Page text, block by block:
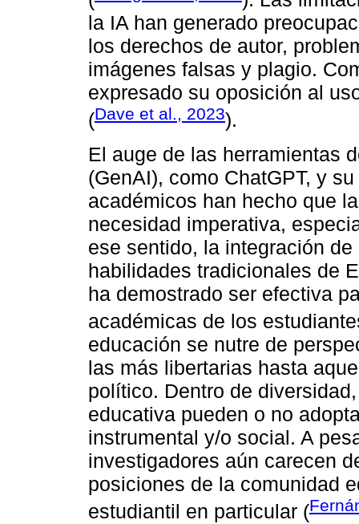
la IA han generado
los derechos de autor,
imágenes falsas y plagio.
expresado su oposición al
(Dave et al., 2023).
El auge de las herramientas
(GenAI), como ChatGPT, y
académicos han hecho que
necesidad imperativa,
ese sentido, la integración
habilidades tradicionales de
ha demostrado ser efectiva
académicas de los
educación se nutre de
las más libertarias hasta
político. Dentro de
educativa pueden o no
instrumental y/o social. A
investigadores aún carecen
posiciones de la comunidad
estudiantil en particular (